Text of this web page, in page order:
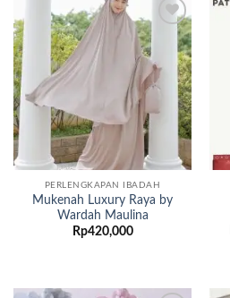
Add to
wishlist
PERLENGKAPAN IBADAH
Mukenah Luxury Raya by
Wardah Maulina
Rp420,000